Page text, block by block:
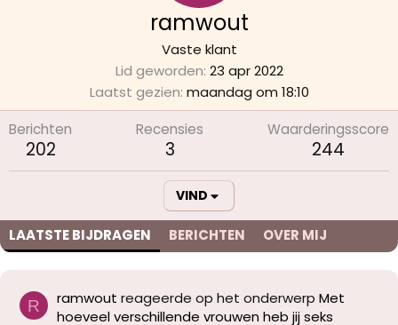
ramwout
Vaste klant
Lid geworden 23 apr 2022
Laatst gezien maandag om 18:10
Berichten
202
Recensies
3
Waarderingsscore
244
VIND
LAATSTE BIJDRAGEN BERICHTEN OVER MIJ
R ramwout reageerde op het onderwerp Met
hoeveel verschillende vrouwen heb jij seks